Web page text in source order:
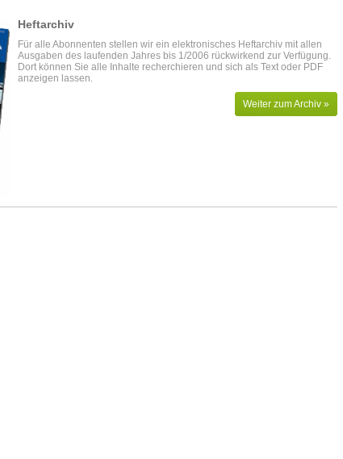
Heftarchiv
Für alle Abonnenten stellen wir ein elektronisches Heftarchiv mit allen
Ausgaben des laufenden Jahres bis 1/2006 rückwirkend zur Verfügung.
Dort können Sie alle Inhalte recherchieren und sich als Text oder PDF
anzeigen lassen.
Weiter zum Archiv »